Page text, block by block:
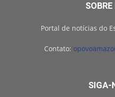
Portal de notícias do
Contato:
SIGA-